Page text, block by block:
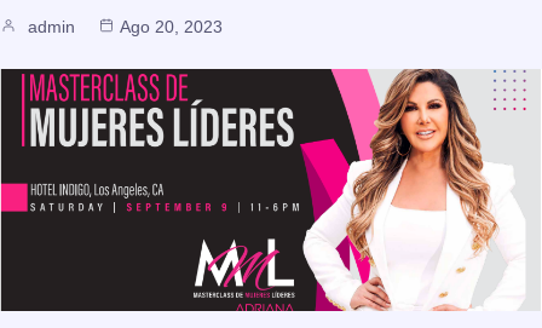
admin Ago 20, 2023